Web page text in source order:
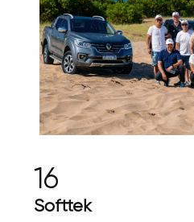
16
Softtek